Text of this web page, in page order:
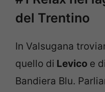
del Trentino
In Valsugana
quello di Levico e di
Bandiera Blu.